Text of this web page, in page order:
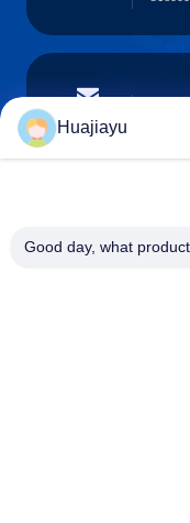
電子メール
電話
Huajiayu
Good day, what